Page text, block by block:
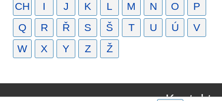
CH
I J K L M N O
P
Q
R Ř S Š T U Ú
V
W
X Y Z Ž